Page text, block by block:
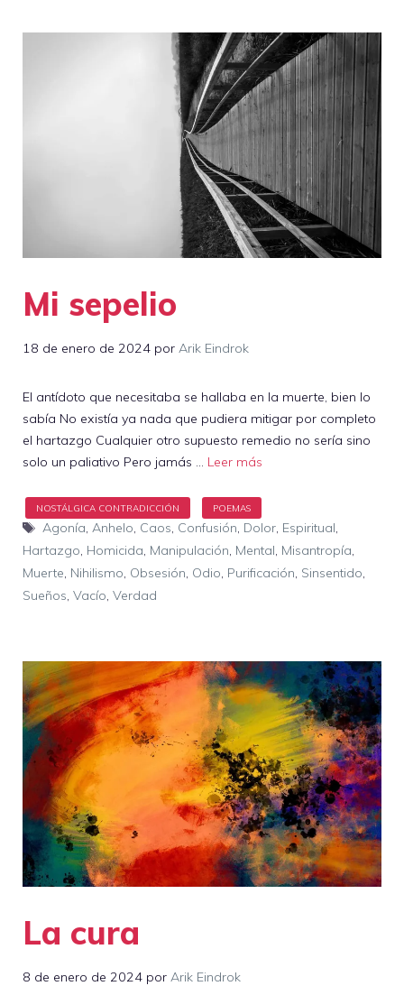
Mi sepelio
18 de enero de 2024 por Arik Eindrok
El antídoto que necesitaba se hallaba en la muerte, bien lo
sabía No existía ya nada que pudiera mitigar por completo
el hartazgo Cualquier otro supuesto remedio no sería sino
solo un paliativo Pero jamás … Leer más
Etiquetas
Agonía, Anhelo, Caos, Confusión, Dolor, Espiritual,
Hartazgo, Homicida, Manipulación, Mental, Misantropía,
Muerte, Nihilismo, Obsesión, Odio, Purificación, Sinsentido,
Sueños, Vacío, Verdad
La cura
8 de enero de 2024 por Arik Eindrok